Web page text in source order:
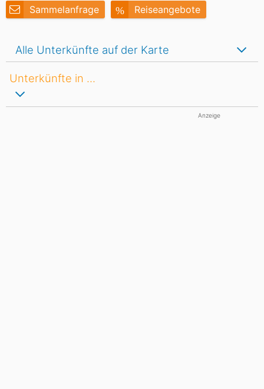
Materialien wie...
Sammelanfrage Reiseangebote
Alle Unterkünfte auf der Karte
Unterkünfte in ...
Anzeige